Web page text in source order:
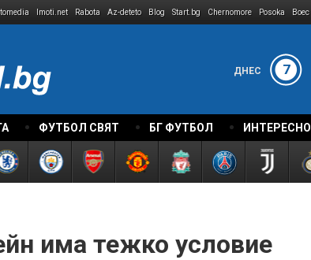
Imoti.net Rabota Az-deteto Blog Start.bg Chernomore Posoka Boec
ДНЕС 7
ФУТБОЛ СВЯТ БГ ФУТБОЛ ИНТЕРЕСНО
има тежко условие